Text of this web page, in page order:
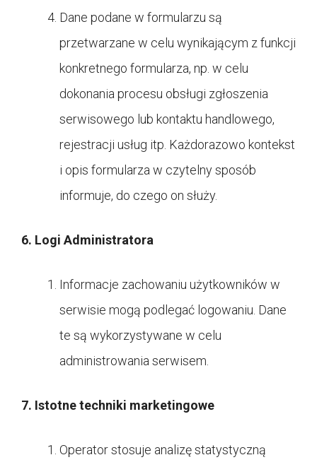
Dane podane w formularzu są
przetwarzane w celu wynikającym z funkcji
konkretnego formularza, np. w celu
dokonania procesu obsługi zgłoszenia
serwisowego lub kontaktu handlowego,
rejestracji usług itp. Każdorazowo kontekst
i opis formularza w czytelny sposób
informuje, do czego on służy.
6. Logi Administratora
Informacje zachowaniu użytkowników w
serwisie mogą podlegać logowaniu. Dane
te są wykorzystywane w celu
administrowania serwisem.
7. Istotne techniki marketingowe
Operator stosuje analizę statystyczną